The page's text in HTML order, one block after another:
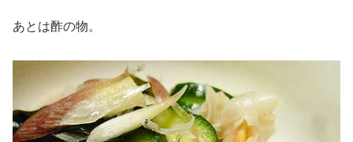
あとは酢の物。